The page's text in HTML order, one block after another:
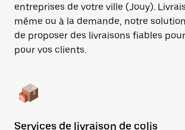
entreprises de votre ville (Jouy).
même ou à la demande, notre
de proposer des livraisons fiables
pour vos clients.
Services de livraison de colis